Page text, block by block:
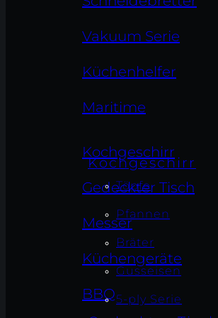
Vakuum Serie
Küchenhelfer
Maritime
Kochgeschirr
Gedeckter Tisch
Messer
Küchengeräte
BBQ
Kochgeschirr
Töpfe
Pfannen
Bräter
Gusseisen
5-ply Serie